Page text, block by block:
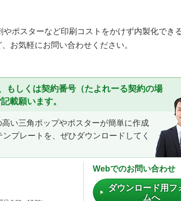
ポスターなど印刷コストをかけず内製化でき
お気軽にお問い合わせください。
もしくは契約番号（たよれーる契約の場
載願います。
い三角ポップやポスターが簡単に作成
プレートを、ぜひダウンロードしてく
Webでのお問い合わせ
ダウンロード用フ
ムへ